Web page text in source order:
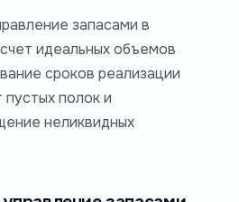
запасами в
идеальных объемов
сроков реализации
полок и
неликвидных